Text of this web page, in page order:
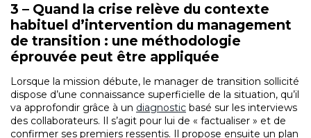
3 – Quand la crise relève du contexte
habituel d’intervention du management
de transition : une méthodologie
éprouvée peut être appliquée
Lorsque la mission débute, le manager de transition sollicité
dispose d’une connaissance superficielle de la situation, qu’il
va approfondir grâce à un diagnostic basé sur les interviews
des collaborateurs. Il s’agit pour lui de « factualiser » et de
confirmer ses premiers ressentis. Il propose ensuite un plan